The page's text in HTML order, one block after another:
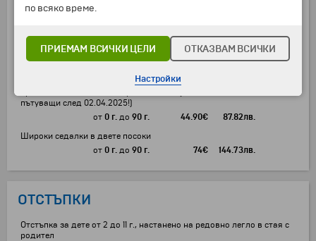
Еднодневна екскурзия до Оксфорд и замъка "Бленъм" на турист
при минимум 20 туриста
Ryan/Wizz Priority (в двете посоки) на турист
от0 г.до90 г. 101€ 197.54лв.
Съдействие за издаване на електронно разрешение за
пътуващи след 02.04.2025!)
от 0 г.до 90 г. 44.90€ 87.82лв.
Широки седалки в двете посоки
от 0 г.до 90 г. 74€ 144.73лв.
ОТСТЪПКИ
Отстъпка за дете от 2 до 11 г., настанено на редовно легло в стая с
родител
по всяко време.
ПРИЕМАМ ВСИЧКИ ЦЕЛИ ОТКАЗВАМ ВСИЧКИ
Настройки